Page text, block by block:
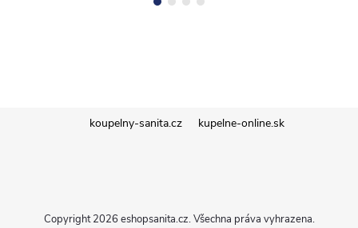
koupelny-sanita.cz kupelne-online.sk
Copyright 2026 eshopsanita.cz. Všechna práva vyhrazena.